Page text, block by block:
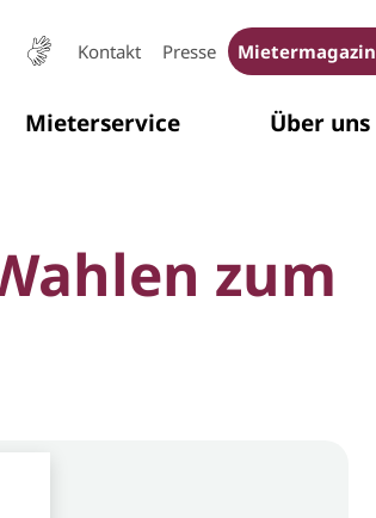
Kontakt Presse Mietermagazin
Mieterservice Über uns
zum